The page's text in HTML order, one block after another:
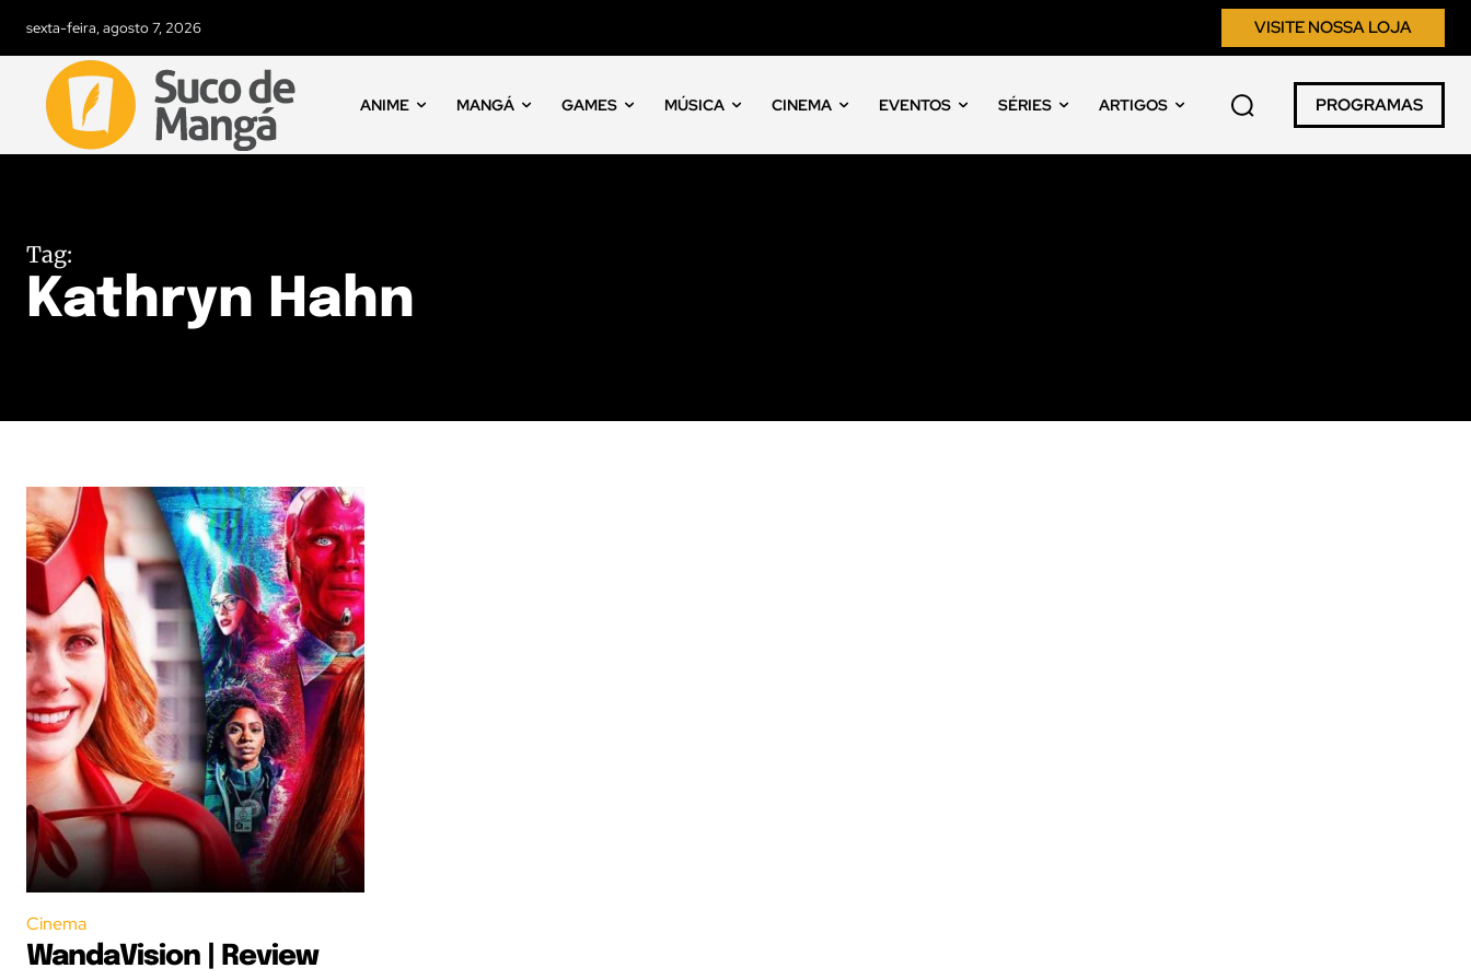
sexta-feira, agosto 7, 2026 VISITE NOSSA LOJA
ANIME MANGÁ GAMES MÚSICA CINEMA EVENTOS SÉRIES ARTIGOS PROGRAMAS
Tag:
Kathryn Hahn
Cinema
WandaVision | Review